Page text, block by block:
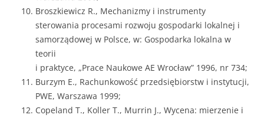
Broszkiewicz R., Mechanizmy i instrumenty
sterowania procesami rozwoju go­spodarki lokalnej i
samorządowej w Polsce, w: Gospodarka lokalna w
teorii
i praktyce, „Prace Naukowe AE Wrocław” 1996, nr 734;
Burzym E., Rachunkowość przedsiębiorstw i instytucji,
PWE, Warszawa 1999;
Copeland T., Koller T., Murrin J., Wycena: mierzenie i